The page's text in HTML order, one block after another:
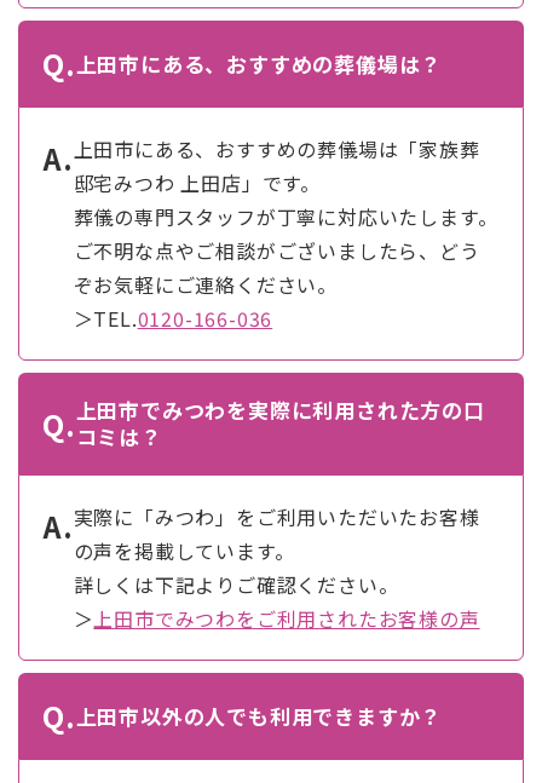
Q.上田市にある、おすすめの葬儀場は？
A.上田市にある、おすすめの葬儀場は「家族葬
邸宅みつわ 上田店」です。
葬儀の専門スタッフが丁寧に対応いたします。
ご不明な点やご相談がございましたら、どう
ぞお気軽にご連絡ください。
＞TEL.0120-166-036
Q.上田市でみつわを実際に利用された方の口
コミは？
A.実際に「みつわ」をご利用いただいたお客様
の声を掲載しています。
詳しくは下記よりご確認ください。
＞上田市でみつわをご利用されたお客様の声
Q.上田市以外の人でも利用できますか？